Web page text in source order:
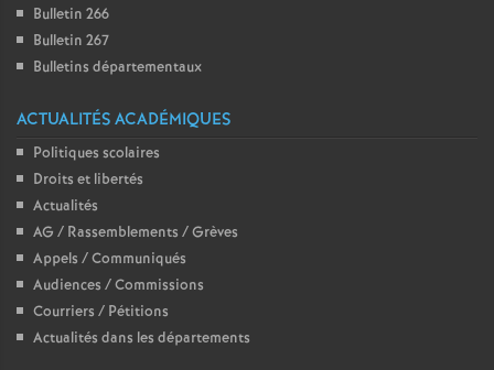
d
Bulletin 266
Bulletin 267
Bulletins départementaux
ACTUALITÉS ACADÉMIQUES
Politiques scolaires
Droits et libertés
Actualités
AG / Rassemblements / Grèves
Appels / Communiqués
Audiences / Commissions
Courriers / Pétitions
Actualités dans les départements